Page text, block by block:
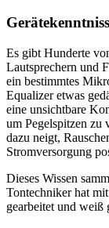
Es gibt Hunderte
Lautsprechern und
ein bestimmtes
Equalizer etwas
eine unsichtbare
um Pegelspitzen zu
dazu neigt,
Stromversorgung
Dieses Wissen
Tontechniker hat
gearbeitet und weiß